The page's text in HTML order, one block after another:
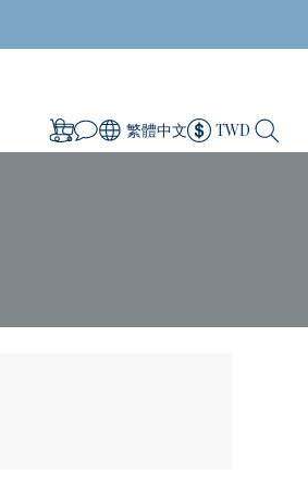
繁體中文 TWD